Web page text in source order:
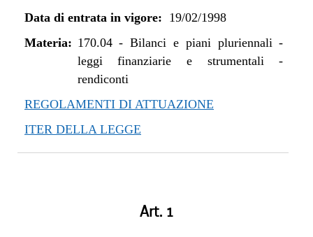
Data di entrata in vigore: 19/02/1998
Materia: 170.04-Bilanci e piani pluriennali -
leggi finanziarie e strumentali -
rendiconti
REGOLAMENTI DI ATTUAZIONE
ITER DELLA LEGGE
Art. 1